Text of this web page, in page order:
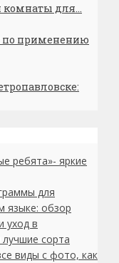
комнаты для...
по применению
ребята»- яркие
для
языке: обзор
уход в
сорта
виды с фото, как